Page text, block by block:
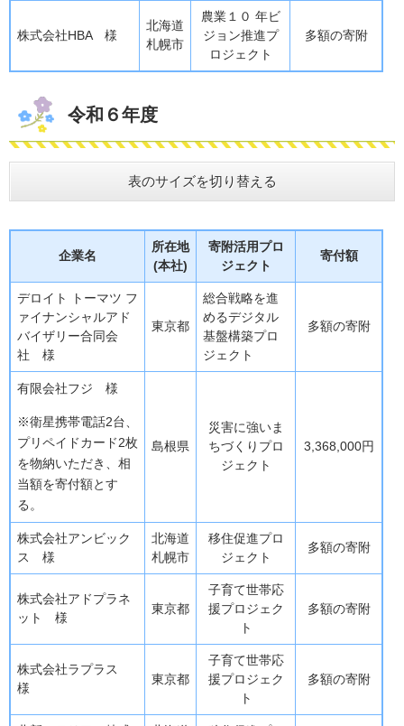
株式会社HBA 様
北海道
札幌市
農業１０ 年ビ
ジョン推進プ
ロジェクト
多額の寄附
令和６年度
表のサイズを切り替える
企業名
所在地
(本社)
寄附活用プロ
ジェクト
寄付額
デロイト トーマツ フ
ァイナンシャルアド
バイザリー合同会
社 様
東京都
総合戦略を進
めるデジタル
基盤構築プロ
ジェクト
多額の寄附
有限会社フジ 様
※衛星携帯電話2台、
プリペイドカード2枚
を物納いただき、相
当額を寄付額とす
る。
島根県
災害に強いま
ちづくりプロ
ジェクト
3,368,000円
株式会社アンビック
ス 様
北海道
札幌市
移住促進プロ
ジェクト
多額の寄附
株式会社アドプラネ
ット 様
東京都
子育て世帯応
援プロジェク
ト
多額の寄附
株式会社ラプラス
様
東京都
子育て世帯応
援プロジェク
ト
多額の寄附